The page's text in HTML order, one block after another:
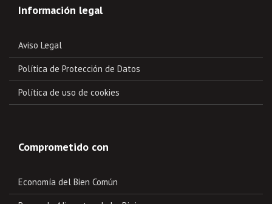
Información legal
Aviso Legal
Política de Protección de Datos
Política de uso de cookies
Comprometido con
Economía del Bien Común